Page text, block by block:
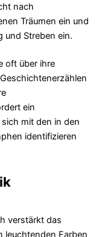
nach
Träumen ein und
und Streben ein.
oft über ihre
ein
mit den in den
identifizieren
verstärkt das
leuchtenden Farben